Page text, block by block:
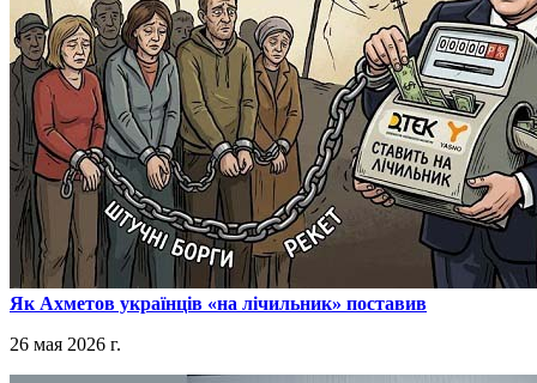
​Як Ахметов українців «на лічильник» поставив
26 мая 2026 г.